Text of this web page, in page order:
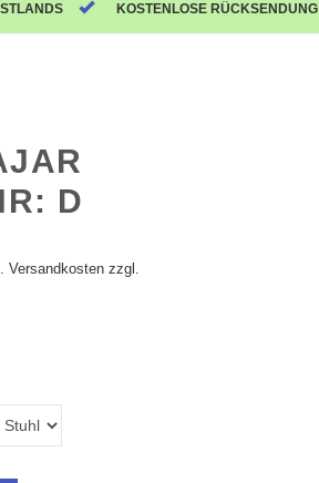
KOSTENLOSE RÜCKSENDUNG
D
Versandkosten zzgl.